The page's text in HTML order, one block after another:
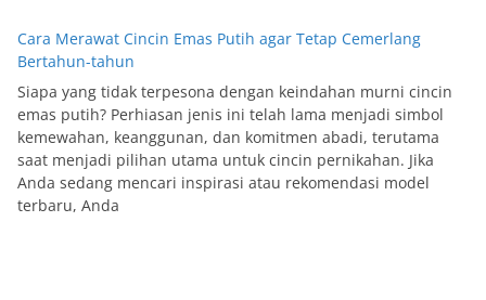
Cara Merawat Cincin Emas Putih agar Tetap Cemerlang
Bertahun-tahun
Siapa yang tidak terpesona dengan keindahan murni cincin
emas putih? Perhiasan jenis ini telah lama menjadi simbol
kemewahan, keanggunan, dan komitmen abadi, terutama
saat menjadi pilihan utama untuk cincin pernikahan. Jika
Anda sedang mencari inspirasi atau rekomendasi model
terbaru, Anda